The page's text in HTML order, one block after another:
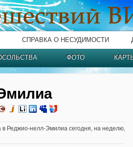
СПРАВКА О НЕСУДИМОСТИ
ФОТО
в Реджио-нелл-Эмилиа сегодня, на неделю,